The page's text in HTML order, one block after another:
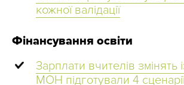
кожної валідації
Фінансування освіти
Зарплати вчителів змінять
МОН підготували 4